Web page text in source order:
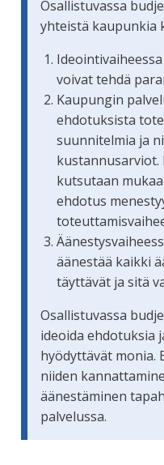
Osallistuvassa
yhteistä kaupunkia
voivat tehdä
Kaupungin
ehdotuksista
suunnitelmia ja
kutsutaan
ehdotus
äänestää kaikki
täyttävät ja sitä
Osallistuvassa
ideoida ehdotuksia
hyödyttävät monia.
niiden
äänestäminen
palvelussa.